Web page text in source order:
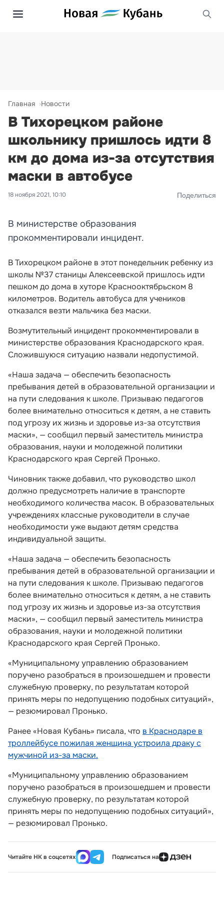
Главная Новости
В Тихорецком районе
школьнику пришлось идти 8
км до дома из-за отсутствия
маски в автобусе
18 ноября 2021, 10:10 Поделиться
В министерстве образования
прокомментировали инцидент.
В Тихорецком районе в этот понедельник ребенку из
школы №37 станицы Алексеевской пришлось идти
пешком до дома в хуторе Краснооктябрьском 8
километров. Водитель автобуса для учеников
отказался везти мальчика без маски.
Возмутительный инцидент прокомментировали в
министерстве образования Краснодарского края.
Сложившуюся ситуацию назвали недопустимой.
«Наша задача — обеспечить безопасность
пребывания детей в образовательной организации и
на пути следования к школе. Призываю педагогов
более внимательно относиться к детям, а не ставить
под угрозу их жизнь и здоровье из-за отсутствия
маски», — сообщил первый заместитель министра
образования, науки и молодежной политики
Краснодарского края Сергей Пронько.
Чиновник также добавил, что руководство школ
должно предусмотреть наличие в транспорте
необходимого количества масок. В образовательных
учреждениях классные руководители в случае
необходимости уже выдают детям средства
индивидуальной защиты.
«Наша задача — обеспечить безопасность
пребывания детей в образовательной организации и
на пути следования к школе. Призываю педагогов
более внимательно относиться к детям, а не ставить
под угрозу их жизнь и здоровье из-за отсутствия
маски», — сообщил первый заместитель министра
образования, науки и молодежной политики
Краснодарского края Сергей Пронько.
«Муниципальному управлению образованием
поручено разобраться в произошедшем и провести
служебную проверку, по результатам которой
принять меры по недопущению подобных ситуаций»,
— резюмировал Пронько.
Ранее «Новая Кубань» писала, что в Краснодаре в
троллейбусе пожилая женщина устроила драку с
мужчиной из-за маски.
«Муниципальному управлению образованием
поручено разобраться в произошедшем и провести
служебную проверку, по результатам которой
принять меры по недопущению подобных ситуаций»,
— резюмировал Пронько.
Читайте НК в соцсетях Подписаться на